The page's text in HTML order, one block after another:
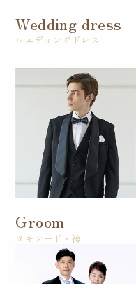
Wedding dress
ウエディングドレス
Groom
タキシード・袴